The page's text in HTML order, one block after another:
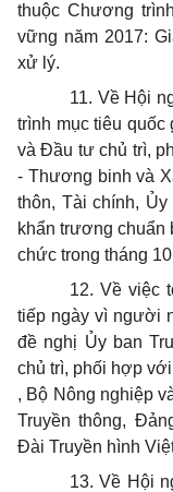
thuộc Chương
vững năm 2017:
xử lý.
11. Về Hội
trình mục tiêu quốc
và Đầu tư chủ trì,
- Thương binh và
thôn, Tài chính,
khẩn trương chuẩn
chức trong tháng
12. Về việc
tiếp ngày vì người
đề nghị Ủy ban
chủ trì, phối hợp
, Bộ Nông nghiệp
Truyền thông,
Đài Truyền hình
13. Về Hội